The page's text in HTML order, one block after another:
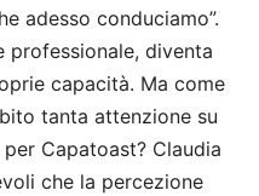
adesso conduciamo”.
professionale, diventa
capacità. Ma come
tanta attenzione su
Capatoast? Claudia
che la percezione